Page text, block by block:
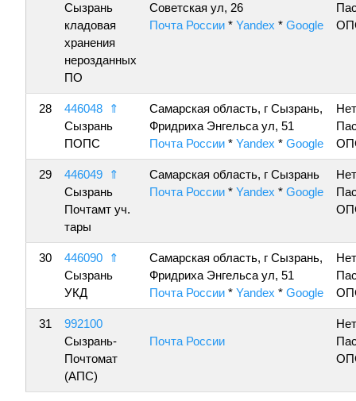
Сызрань
кладовая
хранения
нерозданных
ПО
Советская ул, 26
Почта России * Yandex * Google
28 446048
⇑
Сызрань
ПОПС
Самарская область, г Сызрань,
Фридриха Энгельса ул, 51
Почта России * Yandex * Google
29 446049
⇑
Сызрань
Почтамт уч.
тары
Самарская область, г Сызрань
Почта России * Yandex * Google
30 446090
⇑
Сызрань
УКД
Самарская область, г Сызрань,
Фридриха Энгельса ул, 51
Почта России * Yandex * Google
31
992100
Сызрань-
Почтомат
(АПС)
Почта России